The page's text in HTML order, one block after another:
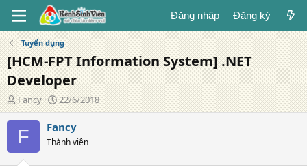
Đăng nhập Đăng ký
Tuyển dụng
[HCM-FPT Information System] .NET
Developer
T
á
c
g
ả
Fancy
N
g
à
y
đ
22/6/2018
F Fancy
Thành viên